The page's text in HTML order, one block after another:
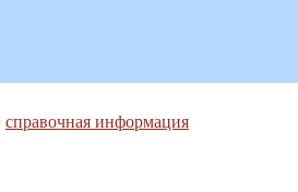
справочная информация